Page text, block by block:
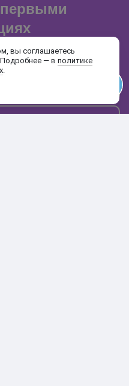
первыми
вы соглашаетесь
— в политике
.